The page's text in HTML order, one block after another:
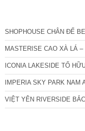
SHOPHOUSE CHÂN ĐẾ
MASTERISE CAO XÀ LÁ
ICONIA LAKESIDE TỐ
IMPERIA SKY PARK NAM
VIỆT YÊN RIVERSIDE